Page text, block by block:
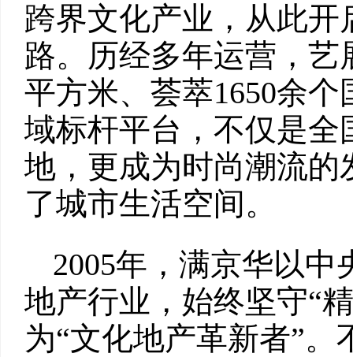
跨界文化产业，从此开
路。历经多年运营，
平方米、荟萃1650余
域标杆平台，不仅是
地，更成为时尚潮流
了城市生活空间。
2005年，满京华以
地产行业，始终坚守“
为“文化地产革新者”